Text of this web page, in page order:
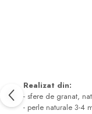
Realizat din:
- sfere de granat,
- perle naturale 3-4